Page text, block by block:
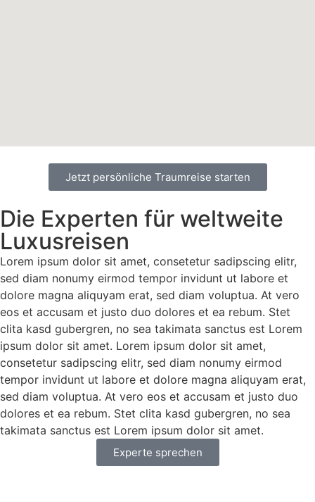
Jetzt persönliche Traumreise starten
Die Experten für weltweite
Luxusreisen
Lorem ipsum dolor sit amet, consetetur sadipscing elitr,
sed diam nonumy eirmod tempor invidunt ut labore et
dolore magna aliquyam erat, sed diam voluptua. At vero
eos et accusam et justo duo dolores et ea rebum. Stet
clita kasd gubergren, no sea takimata sanctus est Lorem
ipsum dolor sit amet. Lorem ipsum dolor sit amet,
consetetur sadipscing elitr, sed diam nonumy eirmod
tempor invidunt ut labore et dolore magna aliquyam erat,
sed diam voluptua. At vero eos et accusam et justo duo
dolores et ea rebum. Stet clita kasd gubergren, no sea
takimata sanctus est Lorem ipsum dolor sit amet.
Experte sprechen